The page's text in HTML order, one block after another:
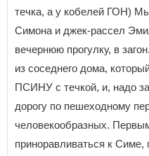
течка, а у кобелей ГОН)
Симона и джек-рассел
вечернюю прогулку, в
из соседнего дома,
ПСИНУ с течкой, и, надо
дорогу по пешеходному
человекообразных.
приноравливаться к